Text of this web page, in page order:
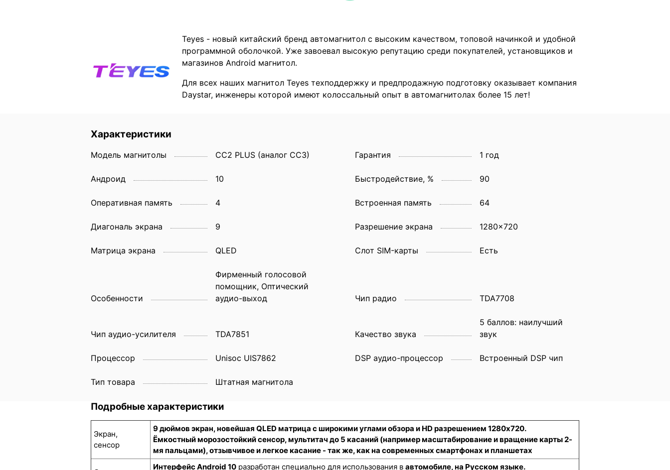
Teyes - новый китайский бренд автомагнитол с высоким качеством, топовой начинкой и удобной
программной оболочкой. Уже завоевал высокую репутацию среди покупателей, установщиков и
магазинов Android магнитол.
Для всех наших магнитол Teyes техподдержку и предпродажную подготовку оказывает компания
Daystar, инженеры которой имеют колоссальный опыт в автомагнитолах более 15 лет!
Характеристики
Модель магнитолы CC2 PLUS (аналог CC3) Гарантия 1 год
Андроид 10 Быстродействие, % 90
Оперативная память 4 Встроенная память 64
Диагональ экрана 9 Разрешение экрана 1280x720
Матрица экрана QLED Слот SIM-карты Eсть
Особенности
Фирменный голосовой
помощник, Оптический
аудио-выход
Чип радио TDA7708
Чип аудио-усилителя TDA7851 Качество звука
5 баллов: наилучший
звук
Процессор Unisoc UIS7862 DSP аудио-процессор Встроенный DSP чип
Тип товара Штатная магнитола
Подробные характеристики
Экран,
сенсор
9 дюймов экран, новейшая QLED матрица с широкими углами обзора и HD разрешением 1280x720.
Ёмкостный морозостойкий сенсор, мультитач до 5 касаний (например масштабирование и вращение карты 2-
мя пальцами), отзывчивое и легкое касание - так же, как на современных смартфонах и планшетах
Интерфейс Android 10 разработан специально для использования в автомобиле, на Русском языке.